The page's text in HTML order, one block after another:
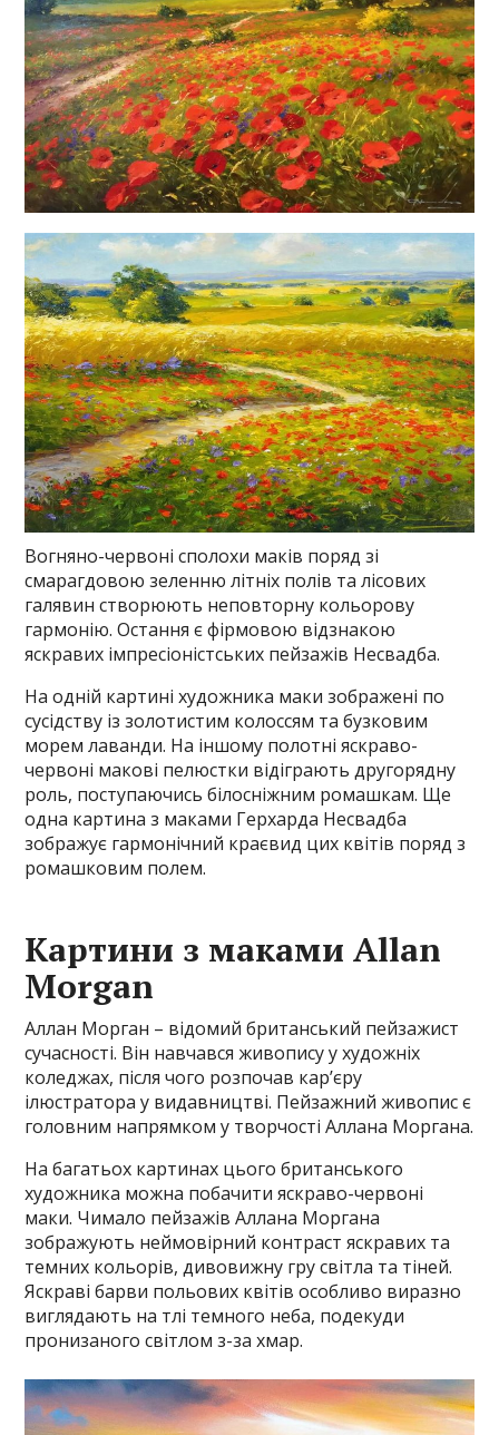
Вогняно-червоні сполохи маків поряд зі
смарагдовою зеленню літніх полів та лісових
галявин створюють неповторну кольорову
гармонію. Остання є фірмовою відзнакою
яскравих імпресіоністських пейзажів Несвадба.
На одній картині художника маки зображені по
сусідству із золотистим колоссям та бузковим
морем лаванди. На іншому полотні яскраво-
червоні макові пелюстки відіграють другорядну
роль, поступаючись білосніжним ромашкам. Ще
одна картина з маками Герхарда Несвадба
зображує гармонічний краєвид цих квітів поряд з
ромашковим полем.
Картини з макамиAllan
Morgan
Аллан Морган – відомий британський пейзажист
сучасності. Він навчався живопису у художніх
коледжах, після чого розпочав кар’єру
ілюстратора у видавництві. Пейзажний живопис є
головним напрямком у творчості Аллана Моргана.
На багатьох картинах цього британського
художника можна побачити яскраво-червоні
маки. Чимало пейзажів Аллана Моргана
зображують неймовірний контраст яскравих та
темних кольорів, дивовижну гру світла та тіней.
Яскраві барви польових квітів особливо виразно
виглядають на тлі темного неба, подекуди
пронизаного світлом з-за хмар.